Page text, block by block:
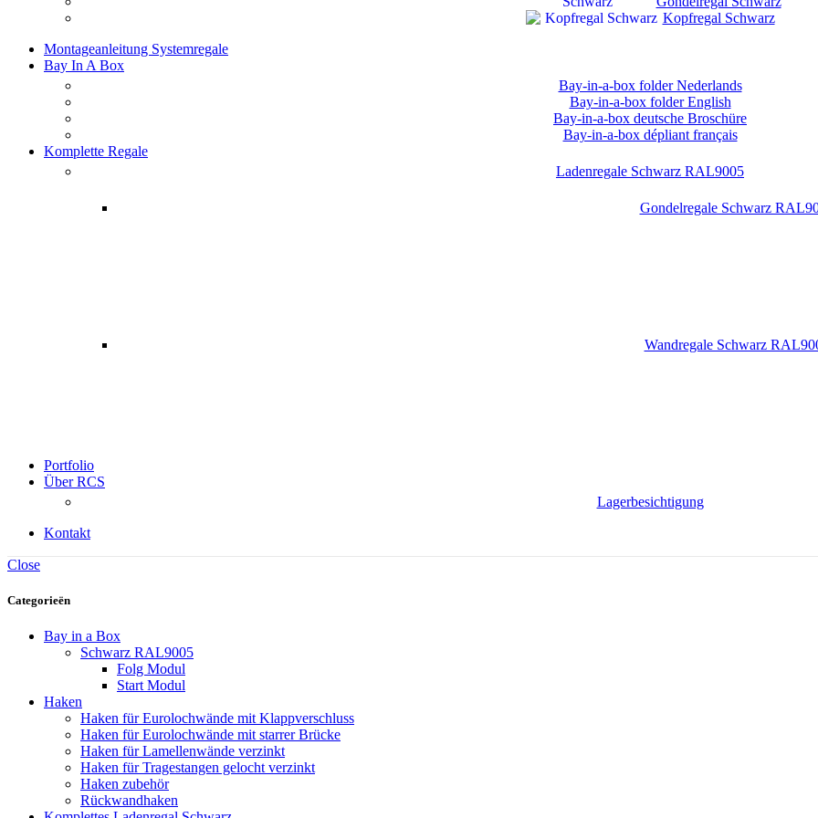
Kopfregal Schwarz
Montageanleitung Systemregale
Bay In A Box
Bay-in-a-box folder Nederlands
Bay-in-a-box folder English
Bay-in-a-box deutsche Broschüre
Bay-in-a-box dépliant français
Komplette Regale
Ladenregale Schwarz RAL9005
Gondelregale Schwarz
Wandregale Schwarz
Portfolio
Über RCS
Lagerbesichtigung
Kontakt
Close
Categorieën
Bay in a Box
Schwarz RAL9005
Folg Modul
Start Modul
Haken
Haken für Eurolochwände mit Klappverschluss
Haken für Eurolochwände mit starrer Brücke
Haken für Lamellenwände verzinkt
Haken für Tragestangen gelocht verzinkt
Haken zubehör
Rückwandhaken